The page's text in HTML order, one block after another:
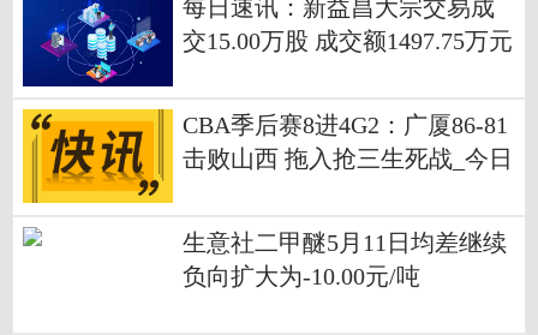
每日速讯：新益昌大宗交易成
交15.00万股 成交额1497.75万元
CBA季后赛8进4G2：广厦86-81
击败山西 拖入抢三生死战_今日
生意社二甲醚5月11日均差继续
负向扩大为-10.00元/吨